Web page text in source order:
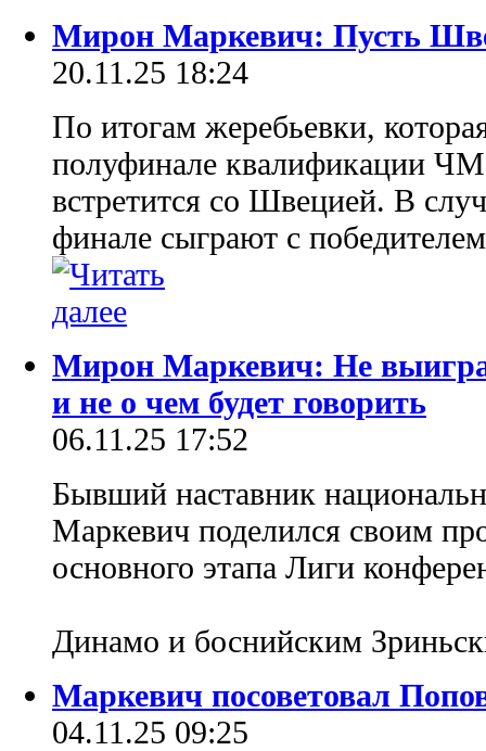
Мирон Маркевич: Пусть
20.11.25 18:24
По итогам жеребьевки,
полуфинале квалификации
встретится со Швецией. В
финале сыграют с
Мирон Маркевич: Не
и не о чем будет говорить
06.11.25 17:52
Бывший наставник
Маркевич поделился своим
основного этапа Лиги
Динамо и боснийским
Маркевич посоветовал
04.11.25 09:25